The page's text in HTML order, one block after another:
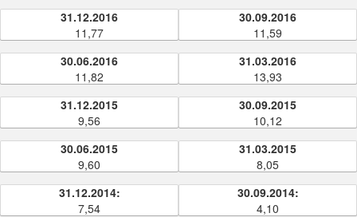
31.12.2016
11,77
30.09.2016
11,59
30.06.2016
11,82
31.03.2016
13,93
31.12.2015
9,56
30.09.2015
10,12
30.06.2015
9,60
31.03.2015
8,05
31.12.2014:
7,54
30.09.2014:
4,10